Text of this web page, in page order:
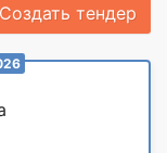
Создать тендер